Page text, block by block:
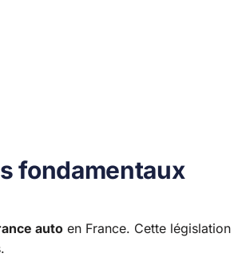
fondamentaux
auto en France. Cette législation